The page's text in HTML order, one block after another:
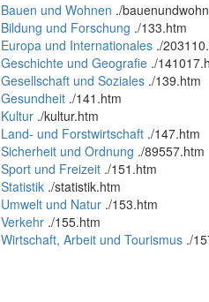
Bauen und Wohnen ./
Bildung und Forschung ./133.htm
Europa und Internationales ./
Geschichte und Geografie ./
Gesellschaft und Soziales ./139.htm
Gesundheit ./141.htm
Kultur ./kultur.htm
Land- und Forstwirtschaft ./147.htm
Sicherheit und Ordnung ./89557.htm
Sport und Freizeit ./151.htm
Statistik ./statistik.htm
Umwelt und Natur ./153.htm
Verkehr ./155.htm
Wirtschaft, Arbeit und Tourismus ./